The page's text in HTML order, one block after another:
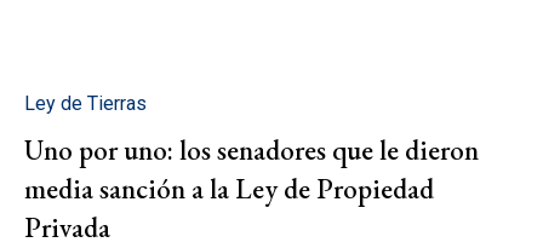
Ley de Tierras
Uno por uno: los senadores que le dieron
media sanción a la Ley de Propiedad
Privada